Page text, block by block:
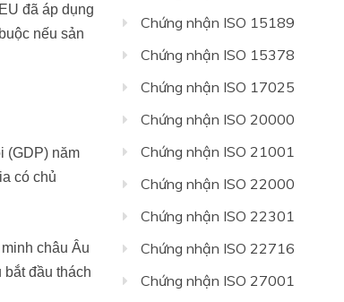
đã áp dụng
nếu sản
(GDP) năm
có chủ
châu Âu
đầu thách
Chứng nhận ISO 15189
Chứng nhận ISO 15378
Chứng nhận ISO 17025
Chứng nhận ISO 20000
Chứng nhận ISO 21001
Chứng nhận ISO 22000
Chứng nhận ISO 22301
Chứng nhận ISO 22716
Chứng nhận ISO 27001